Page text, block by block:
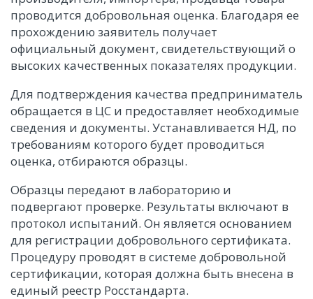
проводится добровольная оценка. Благодаря ее
прохождению заявитель получает
официальный документ, свидетельствующий о
высоких качественных показателях продукции.
Для подтверждения качества предприниматель
обращается в ЦС и предоставляет необходимые
сведения и документы. Устанавливается НД, по
требованиям которого будет проводиться
оценка, отбираются образцы.
Образцы передают в лабораторию и
подвергают проверке. Результаты включают в
протокол испытаний. Он является основанием
для регистрации добровольного сертификата.
Процедуру проводят в системе добровольной
сертификации, которая должна быть внесена в
единый реестр Росстандарта.